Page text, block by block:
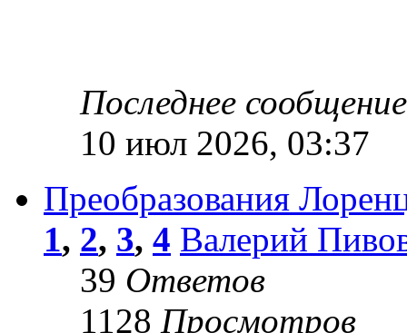
Последнее
10 июл 2026, 03:37
Преобразования
1, 2, 3, 4 Валерий
39 Ответов
1128 Просмотров